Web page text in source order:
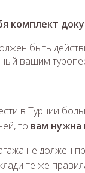
комплект
быть
вашим
в Турции
то вам нужна
не должен
те же